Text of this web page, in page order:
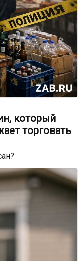
который
торговать